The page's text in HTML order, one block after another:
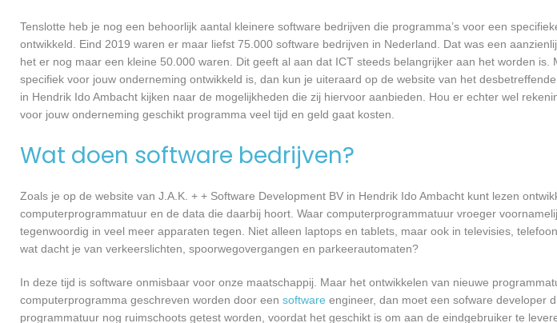
Tenslotte heb je nog een behoorlijk aantal kleinere software bedrijven die programma’s voor een
ontwikkeld. Eind 2019 waren er maar liefst 75.000 software bedrijven in Nederland. Dat was een
het er nog maar een kleine 50.000 waren. Dit geeft al aan dat ICT steeds belangrijker aan het worden
specifiek voor jouw onderneming ontwikkeld is, dan kun je uiteraard op de website van het
in Hendrik Ido Ambacht kijken naar de mogelijkheden die zij hiervoor aanbieden. Hou er echter wel
voor jouw onderneming geschikt programma veel tijd en geld gaat kosten.
Wat doen software bedrijven?
Zoals je op de website van J.A.K. + + Software Development BV in Hendrik Ido Ambacht kunt lezen
computerprogrammatuur en de data die daarbij hoort. Waar computerprogrammatuur vroeger
tegenwoordig in veel meer apparaten tegen. Niet alleen laptops en tablets, maar ook in televisies,
wat dacht je van verkeerslichten, spoorwegovergangen en parkeerautomaten?
In deze tijd is software onmisbaar voor onze maatschappij. Maar het ontwikkelen van nieuwe
computerprogramma geschreven worden door een software engineer, dan moet een sofware developer
programmatuur nog ruimschoots getest worden, voordat het geschikt is om aan de eindgebruiker te